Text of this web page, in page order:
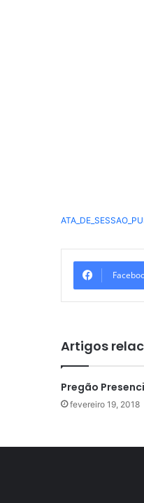
Artigos
Pregão
fevereiro 19, 2018